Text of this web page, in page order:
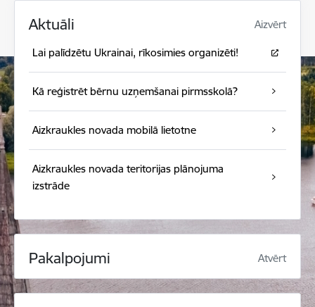
Aktuāli Aizvērt
Lai palīdzētu Ukrainai, rīkosimies organizēti!
Kā reģistrēt bērnu uzņemšanai pirmsskolā?
Aizkraukles novada mobilā lietotne
Aizkraukles novada teritorijas plānojuma
izstrāde
Pakalpojumi Atvērt